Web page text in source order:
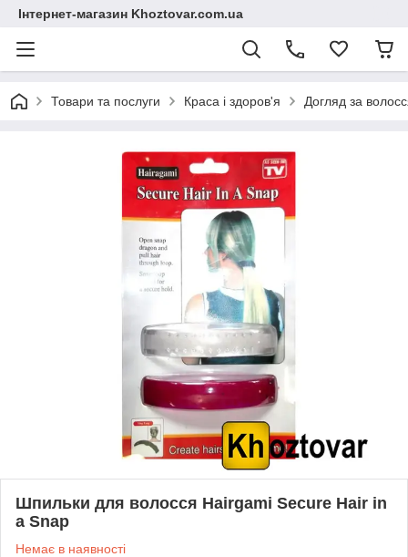
Інтернет-магазин Khoztovar.com.ua
Товари та послуги Краса і здоров'я Догляд за
Шпильки для волосся Hairgami Secure Hair in
a Snap
Немає в наявності